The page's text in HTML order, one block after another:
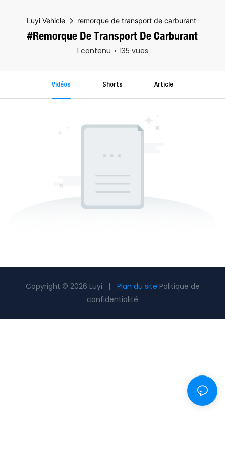
Luyi Vehicle remorque de transport de carburant
#remorque De Transport De Carburant
1 contenu 135 vues
Vidéos Shorts Article
Copyright © 2026 Luyi | Plan du site Politique de
confidentialité